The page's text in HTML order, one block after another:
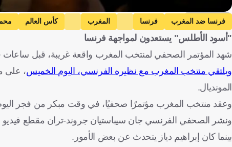
Getty Images
فرنسا ضد المغرب فرنسا المغرب كأس العالم
"أسود الأطلس" يستعدون لمواجهة فرنسا
شهد المؤتمر الصحفي لمنتخب المغرب واقعة غريبة، قبل ساعات
ويلتقي منتخب المغرب مع نظيره الفرنسي، اليوم الخميس، على
المونديال.
وعقد منتخب المغرب مؤتمرًا صحفيًا، في وقت مبكر من فجر
ونشر الصحفي الفرنسي جان سيباستيان جروند-تران مقطع
بينما كان إبراهيم دياز يتحدث عن بعض الأمور.